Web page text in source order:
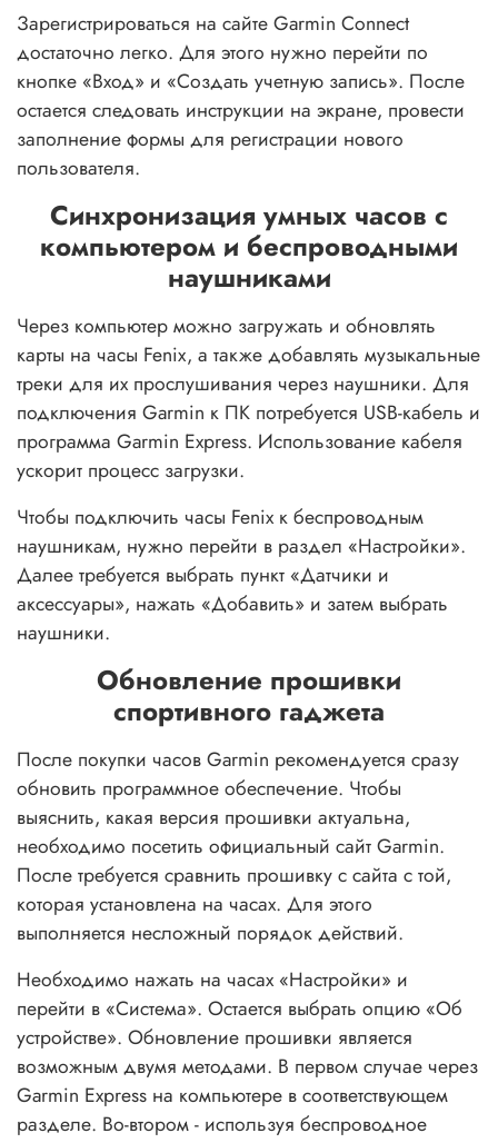
Зарегистрироваться на сайте Garmin Connect
достаточно легко. Для этого нужно перейти по
кнопке «Вход» и «Создать учетную запись». После
остается следовать инструкции на экране, провести
заполнение формы для регистрации нового
пользователя.
Синхронизация умных часов с
компьютером и беспроводными
наушниками
Через компьютер можно загружать и обновлять
карты на часы Fenix, а также добавлять музыкальные
треки для их прослушивания через наушники. Для
подключения Garmin к ПК потребуется USB-кабель и
программа Garmin Express. Использование кабеля
ускорит процесс загрузки.
Чтобы подключить часы Fenix к беспроводным
наушникам, нужно перейти в раздел «Настройки».
Далее требуется выбрать пункт «Датчики и
аксессуары», нажать «Добавить» и затем выбрать
наушники.
Обновление прошивки
спортивного гаджета
После покупки часов Garmin рекомендуется сразу
обновить программное обеспечение. Чтобы
выяснить, какая версия прошивки актуальна,
необходимо посетить официальный сайт Garmin.
После требуется сравнить прошивку с сайта с той,
которая установлена на часах. Для этого
выполняется несложный порядок действий.
Необходимо нажать на часах «Настройки» и
перейти в «Система». Остается выбрать опцию «Об
устройстве». Обновление прошивки является
возможным двумя методами. В первом случае через
Garmin Express на компьютере в соответствующем
разделе. Во-втором - используя беспроводное